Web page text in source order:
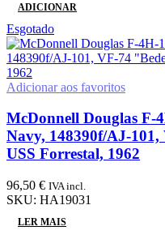
ADICIONAR
Esgotado
Adicionar aos favoritos
McDonnell Douglas F-
Navy, 148390f/AJ-101,
USS Forrestal, 1962
96,50 € IVA incl.
SKU: HA19031
LER MAIS